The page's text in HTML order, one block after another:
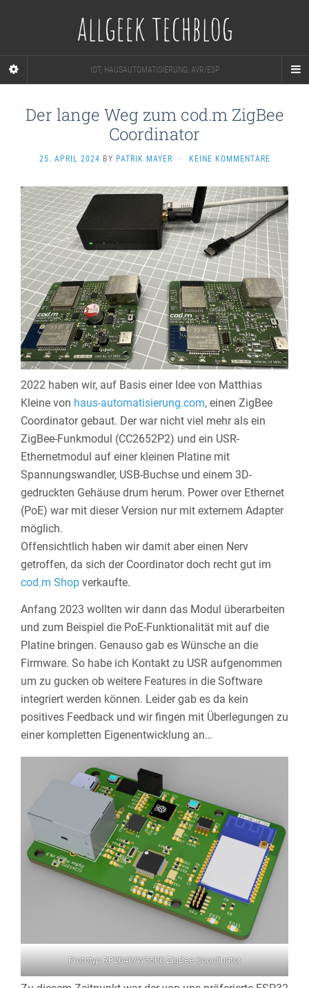
allgeek techblog
IOT, HAUSAUTOMATISIERUNG, AVR/ESP
Der lange Weg zum cod.m ZigBee
Coordinator
25. APRIL 2024 BY PATRIK MAYER · KEINE KOMMENTARE
2022 haben wir, auf Basis einer Idee von Matthias
Kleine von haus-automatisierung.com, einen ZigBee
Coordinator gebaut. Der war nicht viel mehr als ein
ZigBee-Funkmodul (CC2652P2) und ein USR-
Ethernetmodul auf einer kleinen Platine mit
Spannungswandler, USB-Buchse und einem 3D-
gedruckten Gehäuse drum herum. Power over Ethernet
(PoE) war mit dieser Version nur mit externem Adapter
möglich.
Offensichtlich haben wir damit aber einen Nerv
getroffen, da sich der Coordinator doch recht gut im
cod.m Shop verkaufte.
Anfang 2023 wollten wir dann das Modul überarbeiten
und zum Beispiel die PoE-Funktionalität mit auf die
Platine bringen. Genauso gab es Wünsche an die
Firmware. So habe ich Kontakt zu USR aufgenommen
um zu gucken ob weitere Features in die Software
integriert werden können. Leider gab es da kein
positives Feedback und wir fingen mit Überlegungen zu
einer kompletten Eigenentwicklung an…
Prototyp RP2040/W5500 ZigBee Coordinator